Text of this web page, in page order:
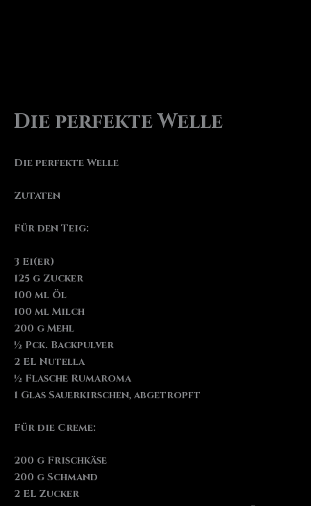
Die perfekte Welle
Die perfekte Welle
Zutaten
Für den Teig:
3 Ei(er)
125 g Zucker
100 ml Öl
100 ml Milch
200 g Mehl
½ Pck. Backpulver
2 EL Nutella
½ Flasche Rumaroma
1 Glas Sauerkirschen, abgetropft
Für die Creme:
200 g Frischkäse
200 g Schmand
2 EL Zucker